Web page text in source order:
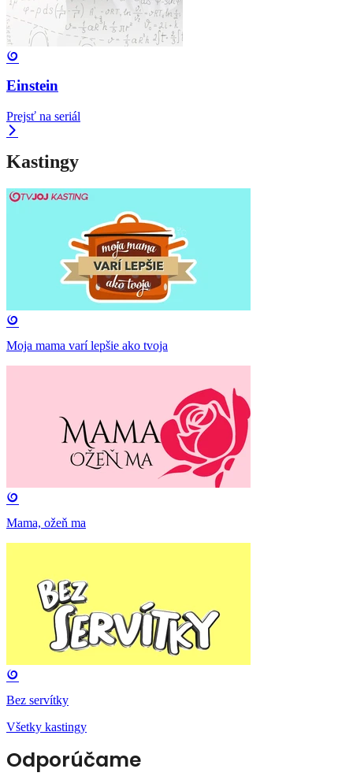
Einstein
Prejsť na seriál
Kastingy
Moja mama varí lepšie ako tvoja
Mama, ožeň ma
Bez servítky
Všetky kastingy
Odporúčame